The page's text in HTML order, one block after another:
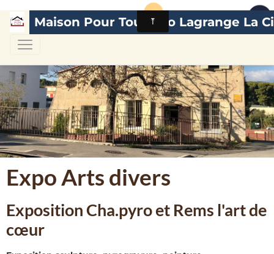
Maison Pour Tous Léo Lagrange La
Expo Arts divers
Exposition Cha.pyro et Rems l'art de
cœur